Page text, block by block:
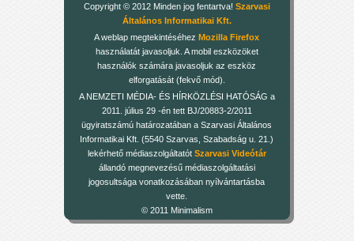
Copyright © 2012 Minden jog fentartva! Szarvasi
Általános Informatikai Kft.
A weblap megtekintéséhezMozilla Firefox
használatát javasoljuk. A mobil eszközöket
használók számára javasoljuk az eszköz
elforgatását (fekvő mód).
A NEMZETI MÉDIA- ÉS HÍRKÖZLÉSI HATÓSÁG a
2011. július 29 -én tett BJ/20883-2/2011
ügyiratszámú határozatában a Szarvasi Általános
Informatikai Kft. (5540 Szarvas, Szabadság u. 21.)
lekérhető médiaszolgáltatót Szarvasi Videótár
állandó megnevezésű médiaszolgáltatási
jogosultsága vonatkozásában nyílvántartásba
vette.
© 2011 Minimalism